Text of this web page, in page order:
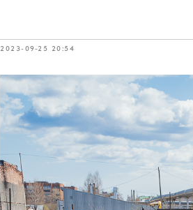
Как мы
2023-09-25 20:54